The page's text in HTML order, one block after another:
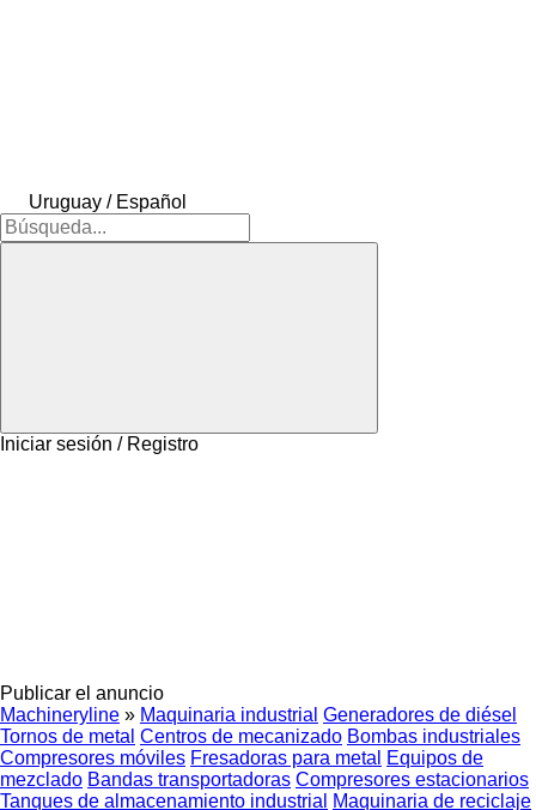
Uruguay / Español
Iniciar sesión / Registro
Publicar el anuncio
Machineryline » Maquinaria industrial Generadores de diésel
Tornos de metal Centros de mecanizado Bombas industriales
Compresores móviles Fresadoras para metal
Equipos de
mezclado Bandas transportadoras Compresores estacionarios
Tanques de almacenamiento industrial
Maquinaria de reciclaje